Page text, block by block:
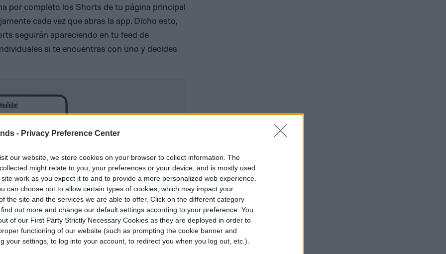
- Privacy Preference Center
our website, we store cookies on your browser to collect information. The
might relate to you, your preferences or your device, and is mostly used
work as you expect it to and to provide a more personalized web experience.
can choose not to allow certain types of cookies, which may impact your
the site and the services we are able to offer. Click on the different category
out more and change our default settings according to your preference. You
of our First Party Strictly Necessary Cookies as they are deployed in order to
functioning of our website (such as prompting the cookie banner and
your settings, to log into your account, to redirect you when you log out, etc.).
por completo los Shorts de tu página principal
cada vez que abras la app. Dicho esto,
seguirán apareciendo en tu feed de
si te encuentras con uno y decides